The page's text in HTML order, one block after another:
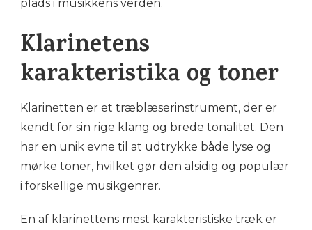
plads i musikkens verden.
Klarinetens
karakteristika og toner
Klarinetten er et træblæserinstrument, der er
kendt for sin rige klang og brede tonalitet. Den
har en unik evne til at udtrykke både lyse og
mørke toner, hvilket gør den alsidig og populær
i forskellige musikgenrer.
En af klarinettens mest karakteristiske træk er